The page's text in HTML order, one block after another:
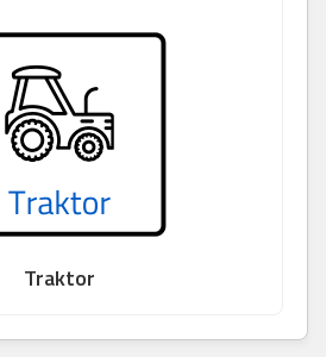
Traktor